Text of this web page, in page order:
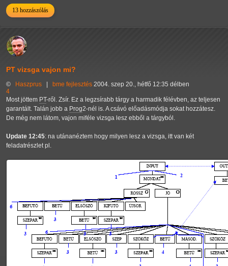
13 hozzászólás
PT vizsga vajon mi?
© Haszprus | bme fejlesztés 2004. szep 20., hétfő 12:35 délben
4
Most jöttem PT-ről. Zsír. Ez a legzsírabb tárgy a harmadik félévben, az teljesen
garantált. Talán jobb a Prog2-nél is. A csávó előadásmódja sokat hozzátesz.
De még nem látom, vajon miféle vizsga lesz ebből a tárgyból.
Update 12:45: na utánanéztem hogy milyen lesz a vizsga, itt van két
feladatrészlet pl.